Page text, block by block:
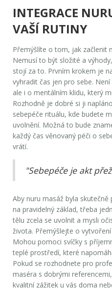
INTEGRACE
VAŠÍ RUTINY
Přemýšlíte o tom, jak začlenit
Nemusí to být složité a
stojí za to. Prvním krokem je
vyhradit čas jen pro sebe.
ale i o mentálním klidu, který
Rozhodně je dobré si ji
sebepéče rituálu, kde budete
uvolnění. Možná to bude
každý čas věnovaný péči o
vrátí.
"Sebepéče je akt
Aby nuru masáž byla
na pravidelný základ, třeba
tělu zcela se uvolnit a mysli
života. Přemýšlejte o
Mohou pomoci svíčky s
teplé prostředí, které
Pokud se rozhodnete pro
maséra s dobrými
kvalitní zážitek u vás doma